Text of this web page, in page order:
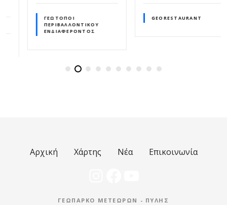
ΓΕΏΤΟΠΟΙ
ΠΕΡΙΒΑΛΛΟΝΤΙΚΟΎ
ΕΝΔΙΑΦΈΡΟΝΤΟΣ
GEORESTAURANT
Αρχική Χάρτης Νέα Επικοινωνία
ΓΕΩΠΆΡΚΟ ΜΕΤΕΏΡΩΝ - ΠΎΛΗΣ